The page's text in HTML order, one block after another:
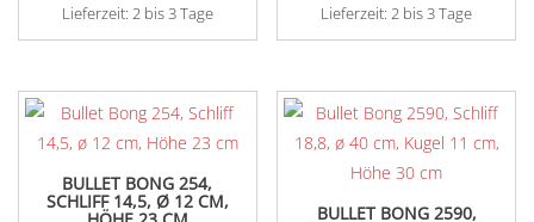
Lieferzeit: 2 bis 3 Tage
Lieferzeit:2 bis 3 Tage
BULLET BONG 254,
SCHLIFF 14,5, Ø 12 CM,
BULLET BONG 2590,